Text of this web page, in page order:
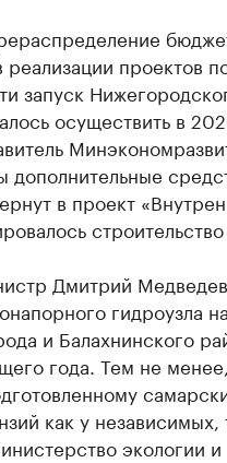
проектов
запуск
осуществить в
в проект
Дмитрий Медведев
гидроузла
и Балахнинского
года. Тем не
как у независимых,
экологии и